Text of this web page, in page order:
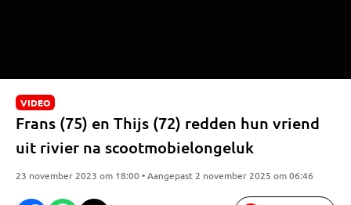
VIDEO
Frans (75) en Thijs (72) redden hun vriend
uit rivier na scootmobielongeluk
23 november 2023 om 18:00 • Aangepast 2 november 2025 om 06:46